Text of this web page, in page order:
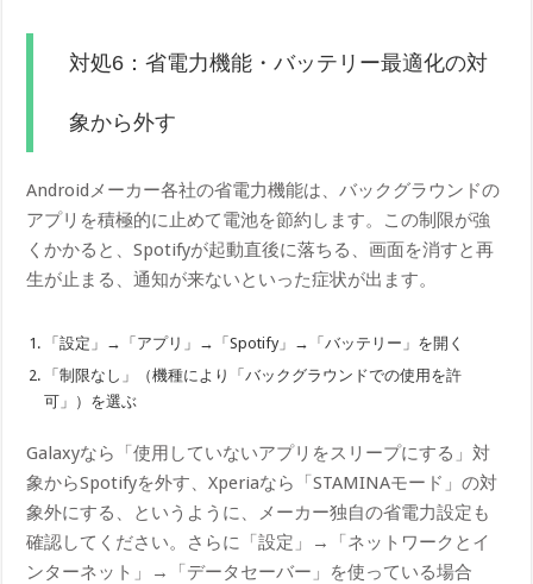
対処6：省電力機能・バッテリー最適化の対
象から外す
Androidメーカー各社の省電力機能は、バックグラウンドの
アプリを積極的に止めて電池を節約します。この制限が強
くかかると、Spotifyが起動直後に落ちる、画面を消すと再
生が止まる、通知が来ないといった症状が出ます。
「設定」→「アプリ」→「Spotify」→「バッテリー」を開く
「制限なし」（機種により「バックグラウンドでの使用を許
可」）を選ぶ
Galaxyなら「使用していないアプリをスリープにする」対
象からSpotifyを外す、Xperiaなら「STAMINAモード」の対
象外にする、というように、メーカー独自の省電力設定も
確認してください。さらに「設定」→「ネットワークとイ
ンターネット」→「データセーバー」を使っている場合